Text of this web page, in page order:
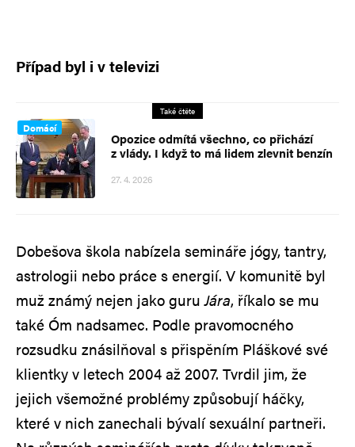
Případ byl i v televizi
Také čtěte
Domácí
Opozice odmítá všechno, co přichází
z vlády. I když to má lidem zlevnit benzín
27. 4. 2026
Dobešova škola nabízela semináře jógy, tantry,
astrologii nebo práce s energií. V komunitě byl
muž známý nejen jako guruJára, říkalo se mu
také Óm nadsamec. Podle pravomocného
rozsudku znásilňoval s přispěním Pláškové své
klientky v letech 2004 až 2007. Tvrdil jim, že
jejich všemožné problémy způsobují háčky,
které v nich zanechali bývalí sexuální partneři.